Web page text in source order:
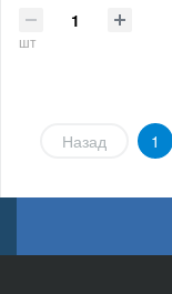
шт
Назад 1